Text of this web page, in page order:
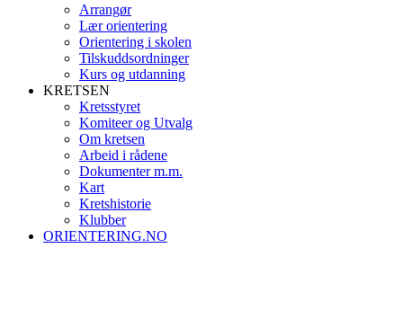
Arrangør
Lær orientering
Orientering i skolen
Tilskuddsordninger
Kurs og utdanning
KRETSEN
Kretsstyret
Komiteer og Utvalg
Om kretsen
Arbeid i rådene
Dokumenter m.m.
Kart
Kretshistorie
Klubber
ORIENTERING.NO